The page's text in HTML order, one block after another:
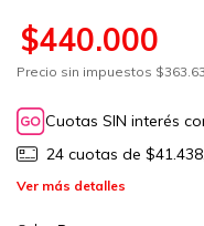
$440.000
Precio sin impuestos
Cuotas SIN interés
24 cuotas de
Ver más detalles